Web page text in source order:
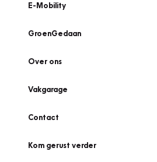
E-Mobility
GroenGedaan
Over ons
Vakgarage
Contact
Kom gerust verder